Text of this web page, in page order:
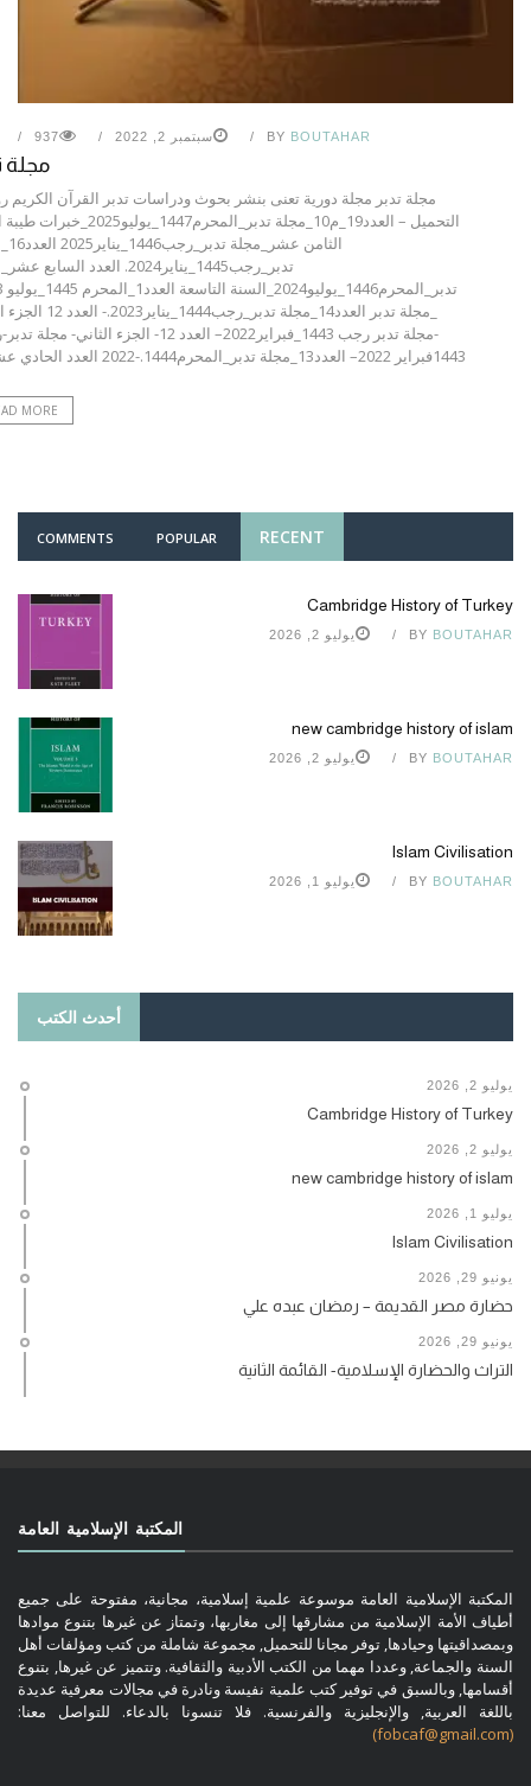
BY BOUTAHAR سبتمبر 2, 2022 937
مجلة
مجلة تدبر مجلة دورية تعنى بنشر بحوث ودراسات تدبر القرآن الكريم
التحميل – العدد19_م10_مجلة
تدبر_رجب1445_يناير2024. العدد
_مجلة تدبر العدد14_مجلة
-مجلة تدبر رجب 1443_فبراير2022– العدد 12- الجزء الثاني-
1443فبراير 2022– العدد13_مجلة تدبر_المحرم1444.-2022 العدد الحادي عشر ...
MORE
RECENT
POPULAR
COMMENTS
Cambridge History of Turkey
BY BOUTAHAR يوليو 2, 2026
new cambridge history of islam
BY BOUTAHAR يوليو 2, 2026
Islam Civilisation
BY BOUTAHAR يوليو 1, 2026
أحدث الكتب
يوليو 2, 2026
Cambridge History of Turkey
يوليو 2, 2026
new cambridge history of islam
يوليو 1, 2026
Islam Civilisation
يونيو 29, 2026
حضارة مصر القديمة – رمضان عبده علي
يونيو 29, 2026
التراث والحضارة الإسلامية- القائمة الثانية
المكتبة الإسلامية العامة
المكتبة الإسلامية العامة موسوعة علمية إسلامية، مجانية، مفتوحة على جميع
أطياف الأمة الإسلامية من مشارقها إلى مغاربها، وتمتاز عن غيرها بتنوع موادها
وبمصداقيتها وحيادها, توفر مجانا للتحميل, مجموعة شاملة من كتب ومؤلفات أهل
السنة والجماعة, وعددا مهما من الكتب الأدبية والثقافية. وتتميز عن غيرها, بتنوع
أقسامها, وبالسبق في توفير كتب علمية نفيسة ونادرة في مجالات معرفية عديدة
باللغة العربية, والإنجليزية والفرنسية. فلا تنسونا بالدعاء. للتواصل معنا:
(fobcaf@gmail.com)